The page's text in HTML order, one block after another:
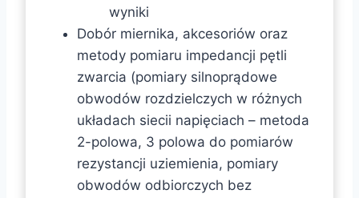
wyniki
Dobór miernika, akcesoriów oraz
metody pomiaru impedancji pętli
zwarcia (pomiary silnoprądowe
obwodów rozdzielczych w różnych
układach siecii napięciach – metoda
2-polowa, 3 polowa do pomiarów
rezystancji uziemienia, pomiary
obwodów odbiorczych bez